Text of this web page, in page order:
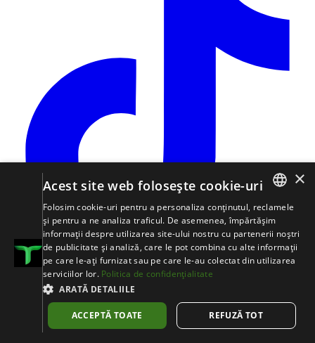
Nota de informare → Politica de Cookie-uri → Termeni și
Condiții→ ANPC → SOL
–2026ATX HVAC Distribution S.R.L.
rezervate.
Creat de Netwiz Web Solutions
ROMANIAN
日本語
ENGLISH
POLSZCZYZNA
×
Acest site web folosește cookie-uri
Folosim cookie-uri pentru a personaliza conținutul, reclamele
și pentru a ne analiza traficul. De asemenea, împărtășim
informații despre utilizarea site-ului nostru cu partenerii noștri
de publicitate și analiză, care le pot combina cu alte informații
pe care le-ați furnizat sau pe care le-au colectat din utilizarea
serviciilor lor. Politica de confidențialitate
ARATĂ DETALIILE
ACCEPTĂ TOATE REFUZĂ TOT